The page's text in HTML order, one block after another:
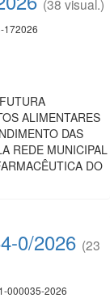
(38 visual.)
172026
ALIMENTARES
DAS
REDE MUNICIPAL
DO
0/2026 (23
000035-2026